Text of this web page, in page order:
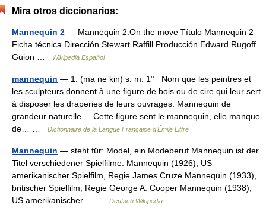
Mira otros diccionarios:
Mannequin 2 — Mannequin 2:On the move Título Mannequin 2
Ficha técnica Dirección Stewart Raffill Producción Edward Rugoff
Guion …
Wikipedia Español
mannequin — 1. (ma ne kin) s. m. 1° Nom que les peintres et
les sculpteurs donnent à une figure de bois ou de cire qui leur sert
à disposer les draperies de leurs ouvrages. Mannequin de
grandeur naturelle. Cette figure sent le mannequin, elle manque
de… …
Dictionnaire de la Langue Française d'Émile Littré
Mannequin — steht für: Model, ein Modeberuf Mannequin ist der
Titel verschiedener Spielfilme: Mannequin (1926), US
amerikanischer Spielfilm, Regie James Cruze Mannequin (1933),
britischer Spielfilm, Regie George A. Cooper Mannequin (1938),
US amerikanischer… …
Deutsch Wikipedia